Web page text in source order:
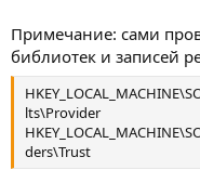
Примечание: сами
библиотек и записей
lts\Provider
ders\Trust